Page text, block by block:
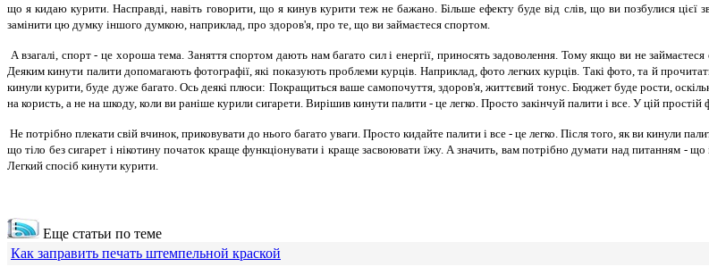
що я кидаю курити. Насправді, навіть говорити, що я кинув курити теж не бажано. Більше ефекту буде від слів, що ви позбулися
замінити цю думку іншого думкою, наприклад, про здоров'я, про те, що ви займаєтеся спортом.
А взагалі, спорт - це хороша тема. Заняття спортом дають нам багато сил і енергії, приносять задоволення. Тому якщо ви не
Деяким кинути палити допомагають фотографії, які показують проблеми курців. Наприклад, фото легких курців. Такі фото, та й
кинули курити, буде дуже багато. Ось деякі плюси: Покращиться ваше самопочуття, здоров'я, життєвий тонус. Бюджет буде рости,
на користь, а не на шкоду, коли ви раніше курили сигарети. Вирішив кинути палити - це легко. Просто закінчуй палити і все. У цій простій
Не потрібно плекати свій вчинок, приковувати до нього багато уваги. Просто кидайте палити і все - це легко. Після того, як ви кинули
що тіло без сигарет і нікотину початок краще функціонувати і краще засвоювати їжу. А значить, вам потрібно думати над питанням -
Легкий спосіб кинути курити.
Еще статьи по теме
Как заправить печать штемпельной краской